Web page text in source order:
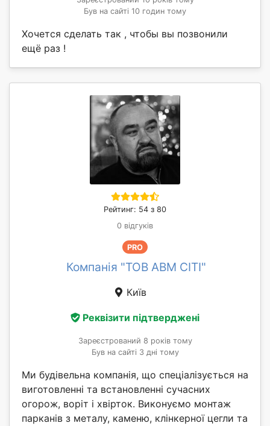
Був на сайті 10 годин тому
Хочется сделать так , чтобы вы позвонили
ещё раз !
Рейтинг: 54 з 80
0 відгуків
PRO
Компанія "ТОВ АВМ СІТІ"
Київ
Реквізити підтверджені
Зареєстрований 8 років тому
Був на сайті 3 дні тому
Ми будівельна компанія, що спеціалізується на
виготовленні та встановленні сучасних
огорож, воріт і хвірток. Виконуємо монтаж
парканів з металу, каменю, клінкерної цегли та